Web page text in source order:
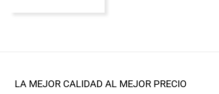
LA MEJOR CALIDAD AL MEJOR PRECIO